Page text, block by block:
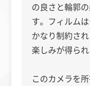
の良さと輪郭
す。フィルム
かなり制約さ
楽しみが得ら
このカメラを